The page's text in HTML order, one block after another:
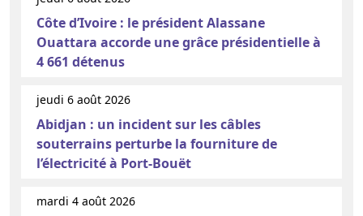
Côte d’Ivoire : le président Alassane
Ouattara accorde une grâce présidentielle à
4 661 détenus
jeudi 6 août 2026
Abidjan : un incident sur les câbles
souterrains perturbe la fourniture de
l’électricité à Port-Bouët
mardi 4 août 2026